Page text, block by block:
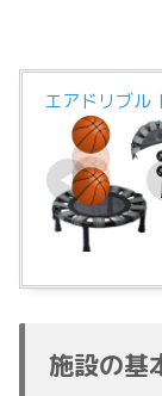
エアドリブル
施設の基